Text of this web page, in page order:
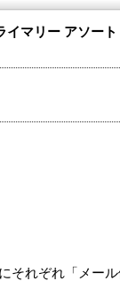
イマリー アソー
それぞれ「メー